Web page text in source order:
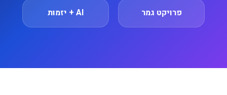
פרויקט גמר AI + יזמות